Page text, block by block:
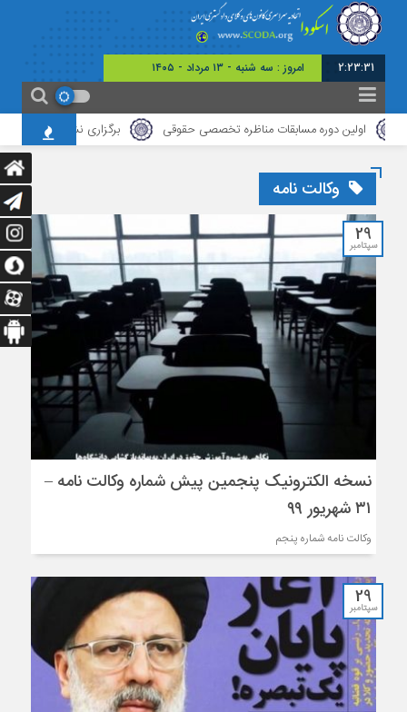
2:23:32 امروز : سه شنبه - ۱۳ مرداد - ۱۴۰۵
اولین دوره مسابقات مناظره تخصصی حقوقی برگزاری نشست مشترک میان
وکالت نامه
29
سپتامبر
نسخه الکترونیک پنجمین پیش شماره وکالت نامه –
۳۱ شهریور ۹۹
وکالت نامه شماره پنجم
29
سپتامبر